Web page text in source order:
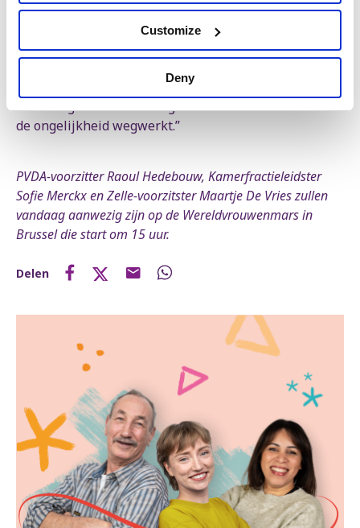
Customize
Deny
afbraakregering
“Daarom steunen wij het verzet van de feministische
Vries. “Wij komen vandaag met PVDA en Zelle mee op
straat tegen deze maatregelen en voor een beleid dat
de ongelijkheid wegwerkt.”
PVDA-voorzitter Raoul Hedebouw, Kamerfractieleidster
Sofie Merckx en Zelle-voorzitster Maartje De Vries zullen
vandaag aanwezig zijn op de Wereldvrouwenmars in
Brussel die start om 15 uur.
Delen